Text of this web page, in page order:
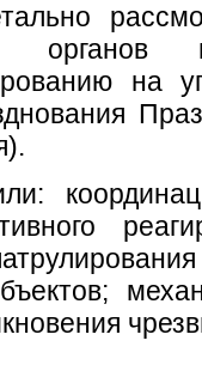
органов
на